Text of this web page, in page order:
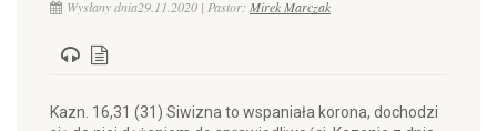
Wysłany dnia29.11.2020 | Pastor: Mirek Marczak
Kazn. 16,31 (31) Siwizna to wspaniała korona, dochodzi